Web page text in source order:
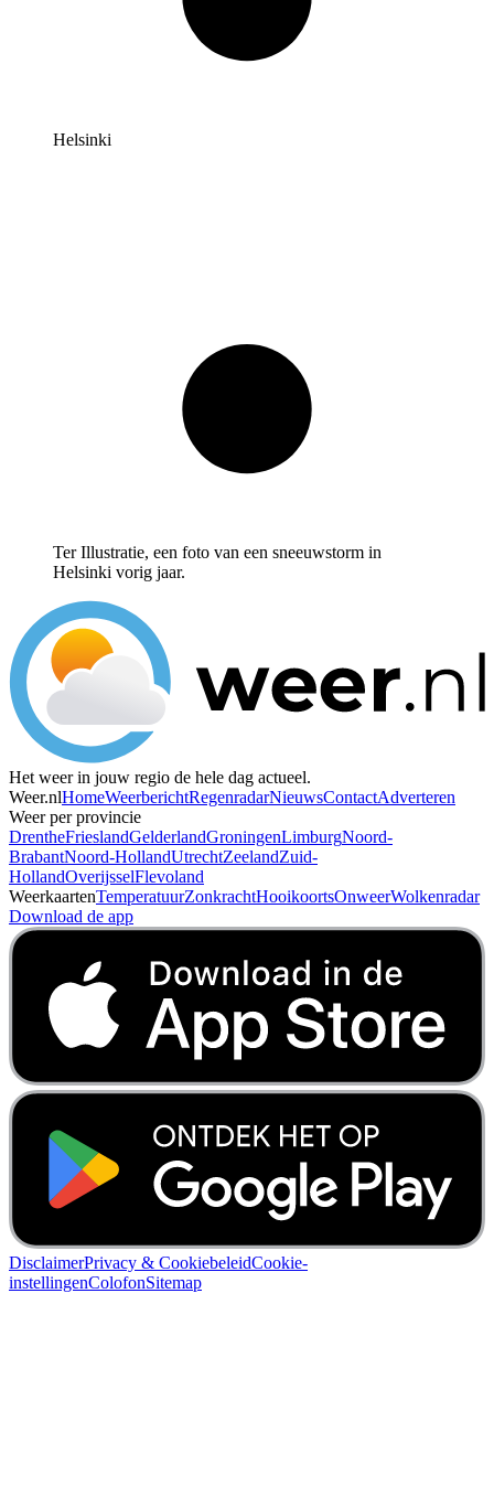
Helsinki
Ter Illustratie, een foto van een sneeuwstorm in
Helsinki vorig jaar.
Het weer in jouw regio de hele dag actueel.
Weer.nlHomeWeerberichtRegenradarNieuwsContactAdverteren
Weer per provincie
DrentheFrieslandGelderlandGroningenLimburgNoord-
BrabantNoord-HollandUtrechtZeelandZuid-
HollandOverijsselFlevoland
WeerkaartenTemperatuurZonkrachtHooikoortsOnweerWolkenradar
Download de app
DisclaimerPrivacy & CookiebeleidCookie-
instellingenColofonSitemap